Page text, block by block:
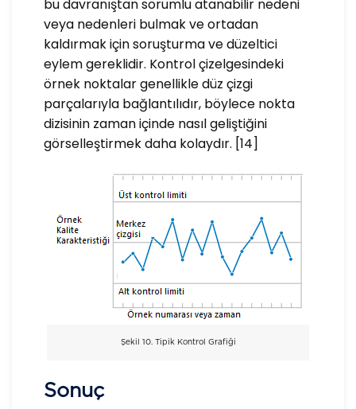
bu davranıştan sorumlu atanabilir nedeni
veya nedenleri bulmak ve ortadan
kaldırmak için soruşturma ve düzeltici
eylem gereklidir. Kontrol çizelgesindeki
örnek noktalar genellikle düz çizgi
parçalarıyla bağlantılıdır, böylece nokta
dizisinin zaman içinde nasıl geliştiğini
görselleştirmek daha kolaydır. [14]
Şekil 10. Tipik Kontrol Grafiği
Sonuç